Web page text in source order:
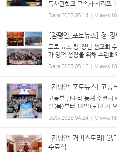
독사관학교 구속사 시리즈
반이 처음으로 개강했다.
전반과 오후반(3/16), 월
Date2025.05.14 Views
[참평안_포토뉴스] 청·
포토 뉴스 청·장년 선교회
가 영적 성장을 위해 수련
교회(20-26세)는 여주 평강
게 하소서(레 1:3-17,
Date2025.05.12 Views
[참평안_포토뉴스] 고등
고등부 한소리 동계 수련회
일(목)부터 18일(토)까지
로 말씀을 지켜 구속사를
5)’라는 주제로 동계 수련
Date2025.04.24 Views
[참평안_커버스토리] 3
수료식